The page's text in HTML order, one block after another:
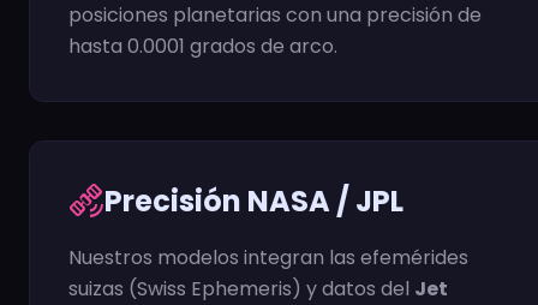
posiciones planetarias con una precisión de
hasta 0.0001 grados de arco.
satellite_altPrecisión NASA / JPL
Nuestros modelos integran las efemérides
suizas (Swiss Ephemeris) y datos del Jet